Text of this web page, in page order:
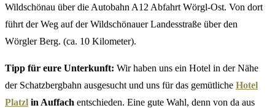
Wildschönau über die Autobahn A12 Abfahrt Wörgl-Ost. Von dort
führt der Weg auf der Wildschönauer Landesstraße über den
Wörgler Berg. (ca. 10 Kilometer).
Tipp für eure Unterkunft: Wir haben uns ein Hotel in der Nähe
der Schatzbergbahn ausgesucht und uns für das gemütliche Hotel
Platzl in Auffach entschieden. Eine gute Wahl, denn von da aus